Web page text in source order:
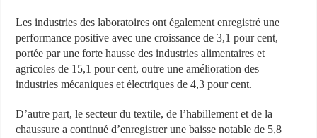
Les industries des laboratoires ont également enregistré une
performance positive avec une croissance de 3,1 pour cent,
portée par une forte hausse des industries alimentaires et
agricoles de 15,1 pour cent, outre une amélioration des
industries mécaniques et électriques de 4,3 pour cent.
D’autre part, le secteur du textile, de l’habillement et de la
chaussure a continué d’enregistrer une baisse notable de 5,8